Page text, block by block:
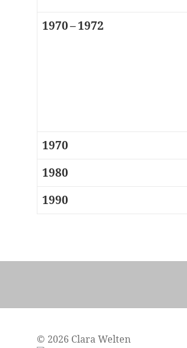
1970 – 1972
1970
1980
1990
© 2026 Clara Welten